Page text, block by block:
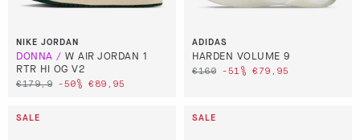
NIKE JORDAN
W AIR JORDAN 1
RTR HI OG V2
€179,9 -50% €89,95
ADIDAS
HARDEN VOLUME 9
€160 -51% €79,95